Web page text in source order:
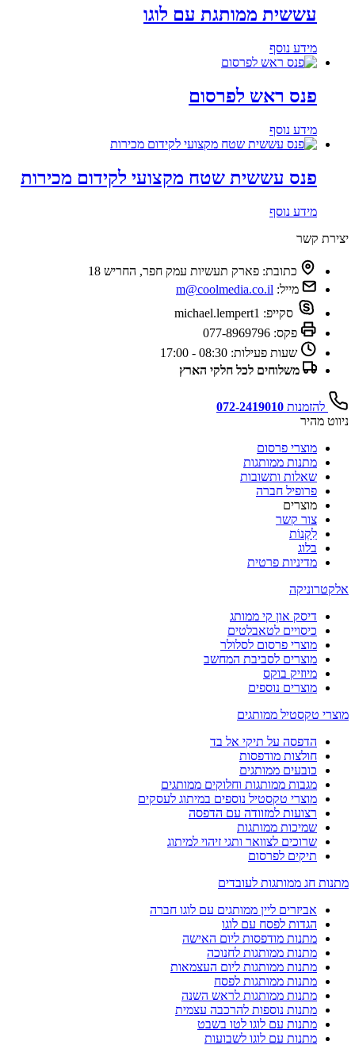
עששית ממותגת עם לוגו
מידע נוסף
פנס ראש לפרסום
מידע נוסף
פנס עששית שטח מקצועי לקידום מכירות
מידע נוסף
יצירת קשר
כתובת: פארק תעשיות עמק חפר, החריש 18
מייל: m@coolmedia.co.il
סקייפ: michael.lempert1
פקס: 077-8969796
שעות פעילות: 08:30 - 17:00
משלוחים לכל חלקי הארץ
להזמנות 072-2419010
ניווט מהיר
מוצרי פרסום
מתנות ממותגות
שאלות ותשובות
פרופיל חברה
מוצרים
צור קשר
לִקְנוֹת
בלוג
מדיניות פרטית
אלקטרוניקה
דיסק און קי ממותג
כיסויים לטאבלטים
מוצרי פרסום לסלולר
מוצרים לסביבת המחשב
מיוזיק בוקס
מוצרים נוספים
מוצרי טקסטיל ממותגים
הדפסה על תיקי אל בד
חולצות מודפסות
כובעים ממותגים
מגבות ממותגות וחלוקים ממותגים
מוצרי טקסטיל נוספים במיתוג לעסקים
רצועות למזוודה עם הדפסה
שמיכות ממותגות
שרוכים לצוואר ותגי זיהוי למיתוג
תיקים לפרסום
מתנות חג ממותגות לעובדים
אביזרים ליין ממותגים עם לוגו חברה
הגדות לפסח עם לוגו
מתנות מודפסות ליום האישה
מתנות ממותגות לחנוכה
מתנות ממותגות ליום העצמאות
מתנות ממותגות לפסח
מתנות ממותגות לראש השנה
מתנות נוספות להרכבה עצמית
מתנות עם לוגו לטו בשבט
מתנות עם לוגו לשבועות